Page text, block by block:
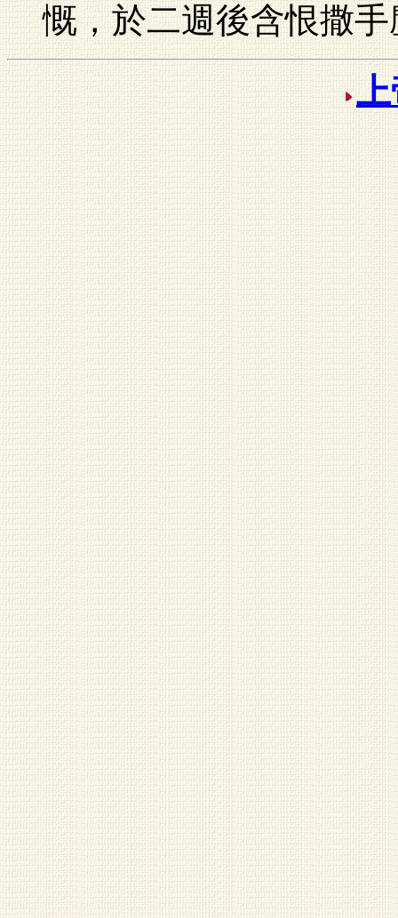
慨，於二週後含恨撒